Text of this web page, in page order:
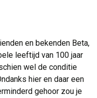
en bekenden Beta,
leeftijd van 100 jaar
wel de conditie
hier en daar een
gehoor zou je